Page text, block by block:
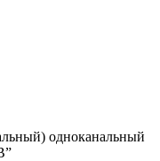
одноканальный